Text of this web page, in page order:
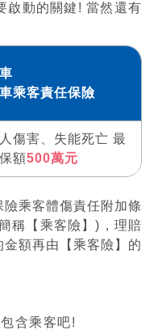
啟動的關鍵! 當然還有
乘客責任保險
傷害、失能死亡 最
額500萬元
乘客體傷責任附加條
稱【乘客險】)，理賠
額再由【乘客險】的
含乘客吧!